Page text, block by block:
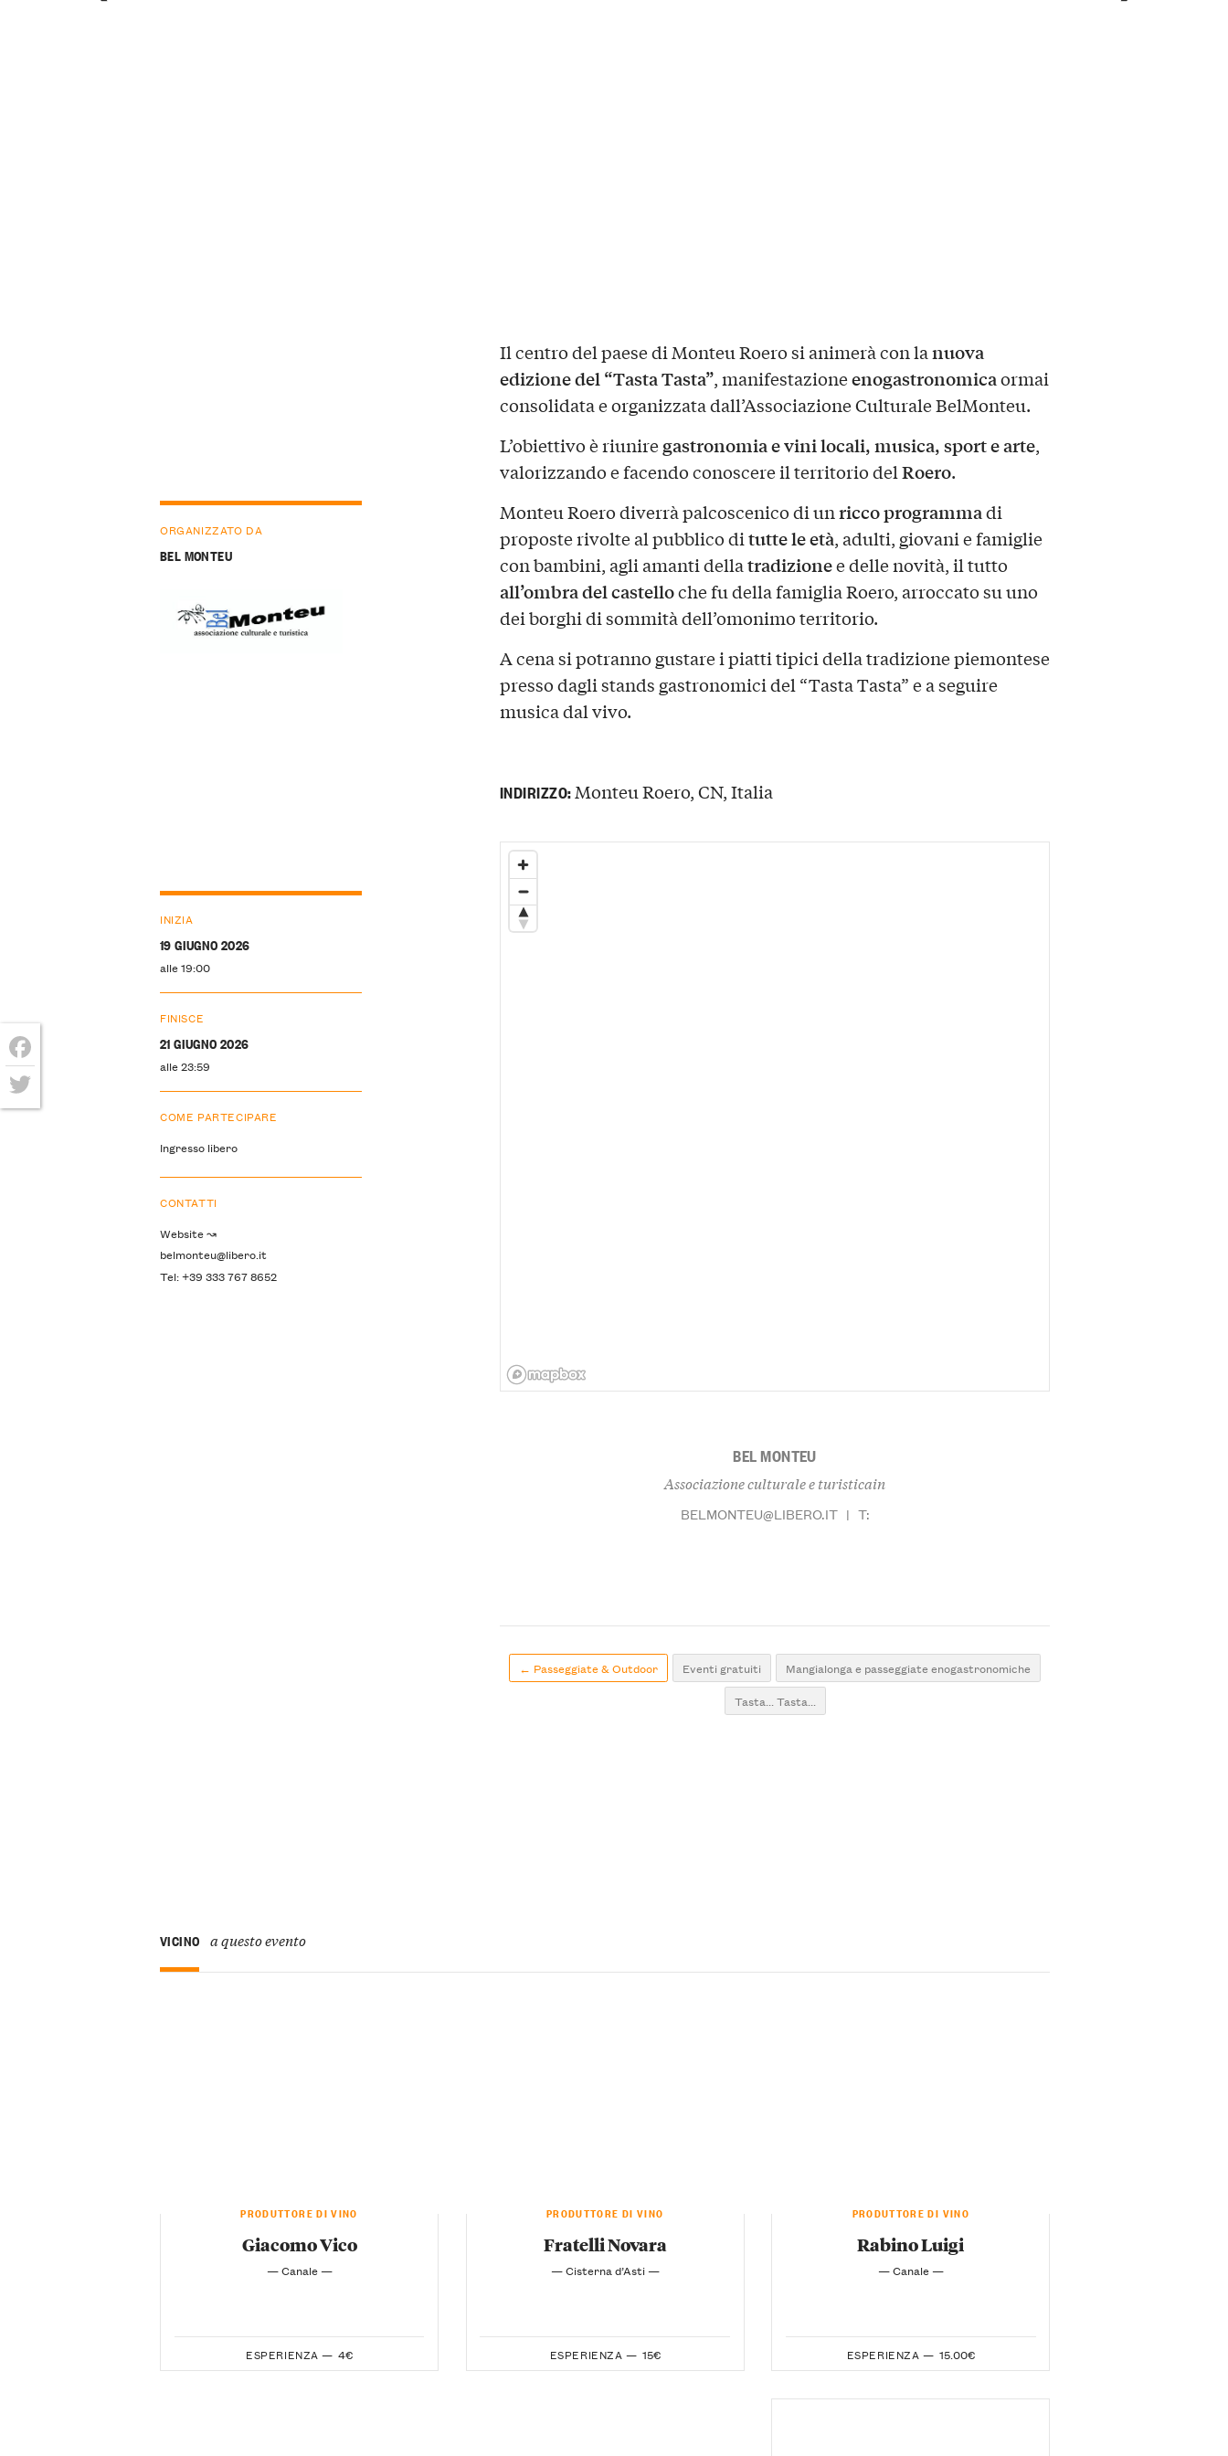
Il centro del paese di Monteu Roero si animerà con lanuova
edizione del “Tasta Tasta”, manifestazioneenogastronomicaormai
consolidata e organizzata dall’Associazione Culturale BelMonteu.
L’obiettivo è riuniregastronomia e vini locali, musica, sport e arte,
valorizzando e facendo conoscere il territorio delRoero.
Monteu Roero diverrà palcoscenico di unricco programmadi
proposte rivolte al pubblico ditutte le età, adulti, giovani e famiglie
con bambini, agli amanti dellatradizionee delle novità, il tutto
all’ombra del castelloche fu della famiglia Roero, arroccato su uno
dei borghi di sommità dell’omonimo territorio.
A cena si potranno gustare i piatti tipici della tradizione piemontese
presso dagli stands gastronomici del “Tasta Tasta” e a seguire
musica dal vivo.
ORGANIZZATO DA
BEL MONTEU
INIZIA
19 GIUGNO 2026
alle 19:00
FINISCE
21 GIUGNO 2026
alle 23:59
COME PARTECIPARE
Ingresso libero
CONTATTI
Website ↝
belmonteu@libero.it
Tel: +39 333 767 8652
INDIRIZZO: Monteu Roero, CN, Italia
BEL MONTEU
Associazione culturale e turisticain
BELMONTEU@LIBERO.IT | T:
← Passeggiate & Outdoor Eventi gratuiti
Mangialonga e passeggiate enogastronomiche
Tasta... Tasta...
VICINO a questo evento
PRODUTTORE DI VINO
Giacomo Vico
— Canale —
ESPERIENZA — 4€
PRODUTTORE DI VINO
Fratelli Novara
— Cisterna d’Asti —
ESPERIENZA — 15€
PRODUTTORE DI VINO
Rabino Luigi
— Canale —
ESPERIENZA — 15.00€
Facebook
Twitter